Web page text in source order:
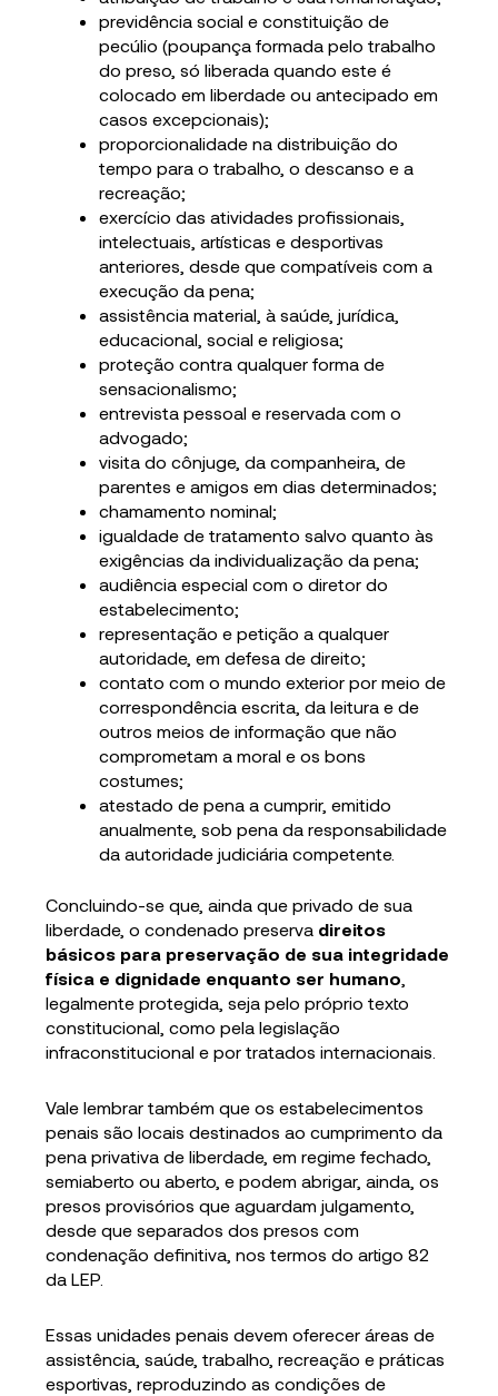
previdência social e constituição de
pecúlio (poupança formada pelo trabalho
do preso, só liberada quando este é
colocado em liberdade ou antecipado em
casos excepcionais);
proporcionalidade na distribuição do
tempo para o trabalho, o descanso e a
recreação;
exercício das atividades profissionais,
intelectuais, artísticas e desportivas
anteriores, desde que compatíveis com a
execução da pena;
assistência material, à saúde, jurídica,
educacional, social e religiosa;
proteção contra qualquer forma de
sensacionalismo;
entrevista pessoal e reservada com o
advogado;
visita do cônjuge, da companheira, de
parentes e amigos em dias determinados;
chamamento nominal;
igualdade de tratamento salvo quanto às
exigências da individualização da pena;
audiência especial com o diretor do
estabelecimento;
representação e petição a qualquer
autoridade, em defesa de direito;
contato com o mundo exterior por meio de
correspondência escrita, da leitura e de
outros meios de informação que não
comprometam a moral e os bons
costumes;
atestado de pena a cumprir, emitido
anualmente, sob pena da responsabilidade
da autoridade judiciária competente.
Concluindo-se que, ainda que privado de sua
liberdade, o condenado preserva direitos
básicos para preservação de sua integridade
física e dignidade enquanto ser humano
legalmente protegida, seja pelo próprio texto
constitucional, como pela legislação
infraconstitucional e por tratados internacionais.
Vale lembrar também que os estabelecimentos
penais são locais destinados ao cumprimento da
pena privativa de liberdade, em regime fechado,
semiaberto ou aberto, e podem abrigar, ainda, os
presos provisórios que aguardam julgamento,
desde que separados dos presos com
condenação definitiva, nos termos do artigo 82
da LEP.
Essas unidades penais devem oferecer áreas de
assistência, saúde, trabalho, recreação e práticas
esportivas, reproduzindo as condições de